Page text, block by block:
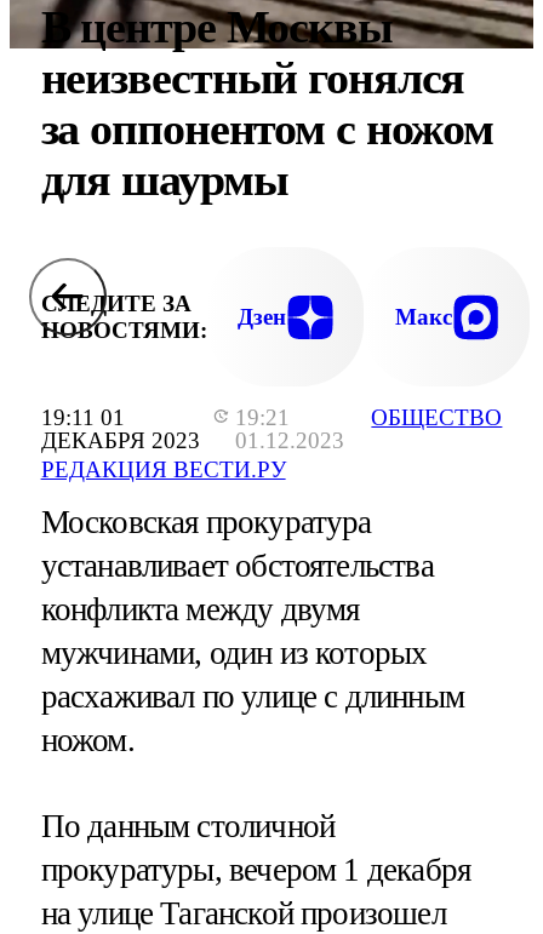
19:11 01
ДЕКАБРЯ 2023
19:21
01.12.2023
РЕДАКЦИЯ ВЕСТИ.РУ
ОБЩЕСТВО
В центре Москвы
неизвестный гонялся
за оппонентом с ножом
для шаурмы
СЛЕДИТЕ ЗА
НОВОСТЯМИ:
Дзен Макс
Московская прокуратура
устанавливает обстоятельства
конфликта между двумя
мужчинами, один из которых
расхаживал по улице с длинным
ножом.
По данным столичной
прокуратуры, вечером 1 декабря
на улице Таганской произошел